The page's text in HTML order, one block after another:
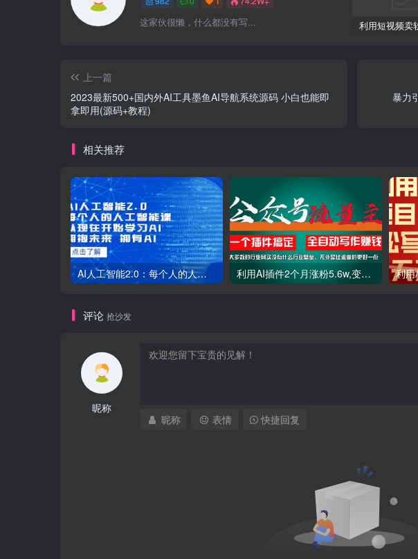
这家伙很懒，什么都没有写...
上一篇
2023最新500+国内外AI工具墨鱼AI导航系统源码 小白也能即
拿即用(源码+教程)
暴力
相关推荐
AI人工智能2.0：每个人的人工智能课：从现在开始学习AI（38节课） 利用AI插件2个月涨粉5.6w,变现6w,一键生成,即使你不懂技术,也能轻松上手
评论 抢沙发
昵称
昵称 表情 快捷回复